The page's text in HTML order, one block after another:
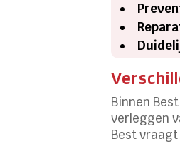
Binnen
verleggen
Best